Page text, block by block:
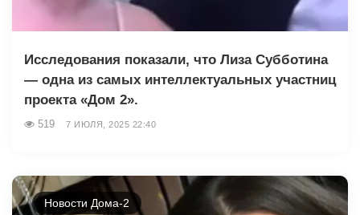
Исследования показали, что Лиза Субботина
— одна из самых интеллектуальных участниц
проекта «Дом 2».
519 7 ИЮЛЯ, 2025 22:40
Новости Дома-2